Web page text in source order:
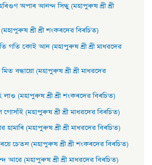
অপাৰ আনন্দ সিন্ধু (মহাপুৰুষ শ্রী শ্রী
শ্ৰী শ্ৰী শংকৰদেৱ বিৰচিত)
কোই আন (মহাপুৰুষ শ্ৰী শ্ৰী মাধৱদেৱ
বন্ধায়াে (মহাপুৰুষ শ্ৰী শ্ৰী মাধৱদেৱ
লাগু (মহাপুৰুষ শ্ৰী শ্ৰী শংকৰদেৱ বিৰচিত)
(মহাপুৰুষ শ্ৰী শ্ৰী মাধৱদেৱ বিৰচিত)
(মহাপুৰুষ শ্ৰী শ্ৰী মাধৱদেৱ বিৰচিত)
চেতন (মহাপুৰুষ শ্ৰী শ্ৰী শংকৰদেৱ বিৰচিত)
আৱে (মহাপুৰুষ শ্ৰী শ্ৰী মাধৱদেৱ বিৰচিত)